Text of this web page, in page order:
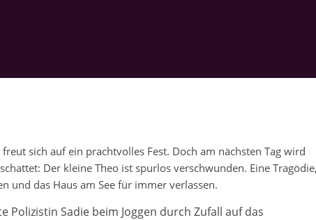
sich auf ein prachtvolles Fest. Doch am nächsten Tag wird
Der kleine Theo ist spurlos verschwunden. Eine
und das Haus am See für immer verlassen.
Polizistin Sadie beim Joggen durch Zufall auf das